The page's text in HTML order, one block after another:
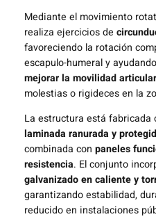
Mediante el movimiento
realiza ejercicios de
favoreciendo la rotación
escapulo-humeral y
mejorar la movilidad articular
molestias o rigideces en la
La estructura está fabricada
laminada ranurada y
combinada con paneles
resistencia. El conjunto
galvanizado en caliente y
garantizando estabilidad,
reducido en instalaciones